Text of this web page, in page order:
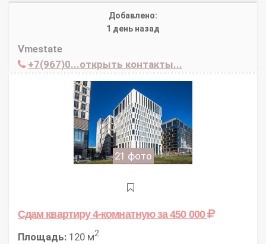
Добавлено:
1 день назад
Vmestate
+7(967)0...открыть контакты...
21 фото
Сдам квартиру 4-комнатнуюза 450 000
Площадь: 120 м2